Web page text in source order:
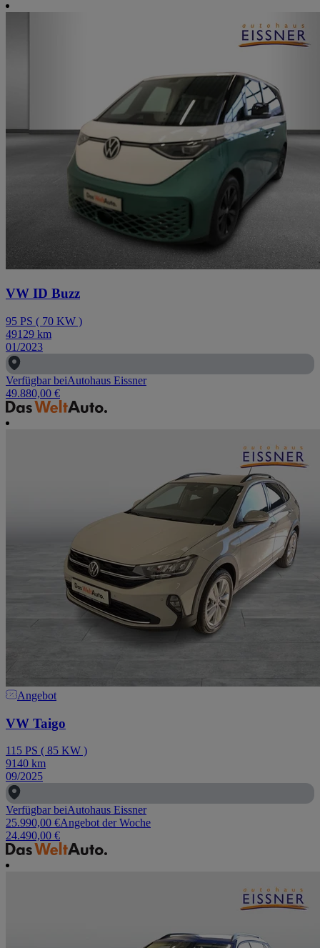
VW ID Buzz
95 PS ( 70 KW )
49129 km
01/2023
Verfügbar beiAutohaus Eissner
49.880,00 €
Angebot
VW Taigo
115 PS ( 85 KW )
9140 km
09/2025
Verfügbar beiAutohaus Eissner
25.990,00 €Angebot der Woche
24.490,00 €